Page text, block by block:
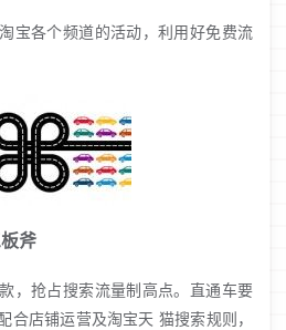
宝各个频道的活动，利用好免费流
斧
，抢占搜索流量制高点。直通车要
合店铺运营及淘宝天 猫搜索规则，